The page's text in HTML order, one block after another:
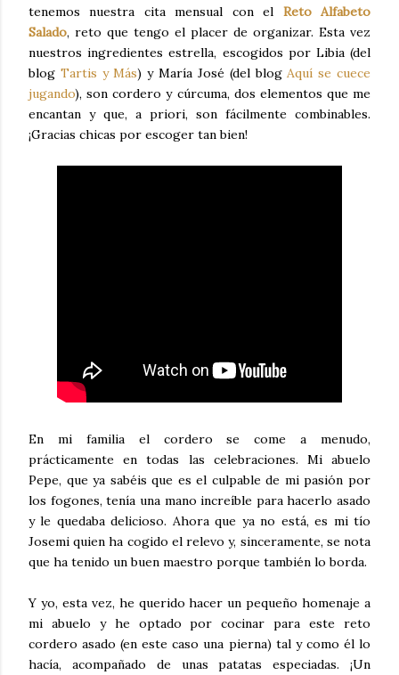
tenemos nuestra cita mensual con el Reto Alfabeto
Salado, reto que tengo el placer de organizar. Esta vez
nuestros ingredientes estrella, escogidos por Libia (del
blog Tartis y Más) y María José (del blog Aquí se cuece
jugando), son cordero y cúrcuma, dos elementos que me
encantan y que, a priori, son fácilmente combinables.
¡Gracias chicas por escoger tan bien!
En mi familia el cordero se come a menudo,
prácticamente en todas las celebraciones. Mi abuelo
Pepe, que ya sabéis que es el culpable de mi pasión por
los fogones, tenía una mano increíble para hacerlo asado
y le quedaba delicioso. Ahora que ya no está, es mi tío
Josemi quien ha cogido el relevo y, sinceramente, se nota
que ha tenido un buen maestro porque también lo borda.
Y yo, esta vez, he querido hacer un pequeño homenaje a
mi abuelo y he optado por cocinar para este reto
cordero asado (en este caso una pierna) tal y como él lo
hacía, acompañado de unas patatas especiadas. ¡Un